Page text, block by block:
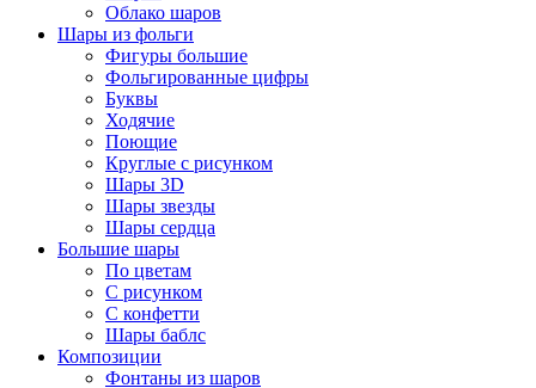
Облако шаров
Шары из фольги
Фигуры большие
Фольгированные цифры
Буквы
Ходячие
Поющие
Круглые с рисунком
Шары 3D
Шары звезды
Шары сердца
Большие шары
По цветам
С рисунком
С конфетти
Шары баблс
Композиции
Фонтаны из шаров